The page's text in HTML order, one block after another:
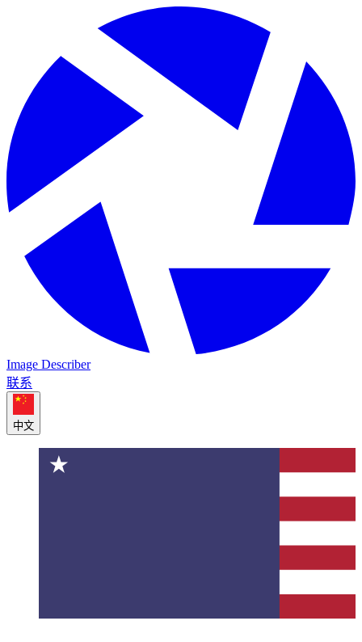
Image Describer
联系
中文